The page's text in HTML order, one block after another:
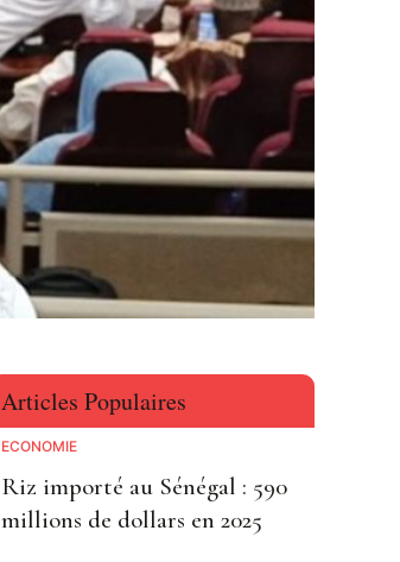
Articles Populaires
ECONOMIE
Riz importé au Sénégal : 590
millions de dollars en 2025